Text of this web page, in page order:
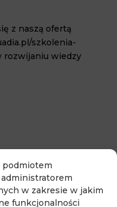
podmiotem
administratorem
w zakresie w jakim
funkcjonalności
z naszą ofertą
szkolenia-
rozwijaniu wiedzy